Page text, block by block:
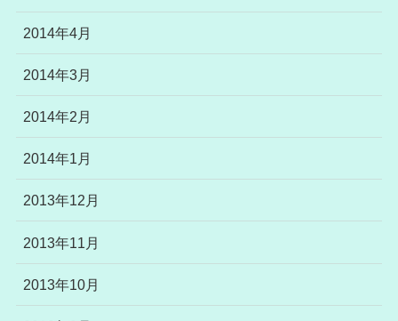
2014年4月
2014年3月
2014年2月
2014年1月
2013年12月
2013年11月
2013年10月